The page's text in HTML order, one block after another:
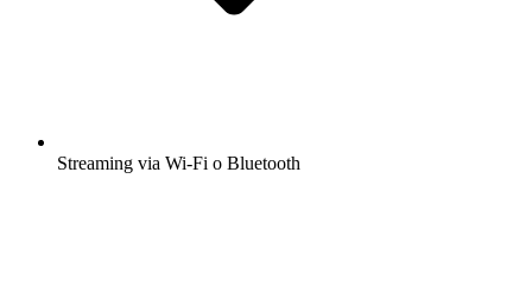
Streaming via Wi-Fi o Bluetooth